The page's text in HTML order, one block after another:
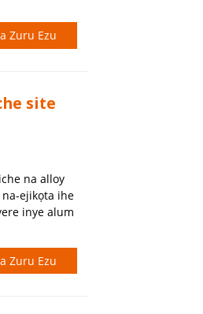
Zuru Ezu
site
na alloy
ejikọta ihe
inye alum
Zuru Ezu